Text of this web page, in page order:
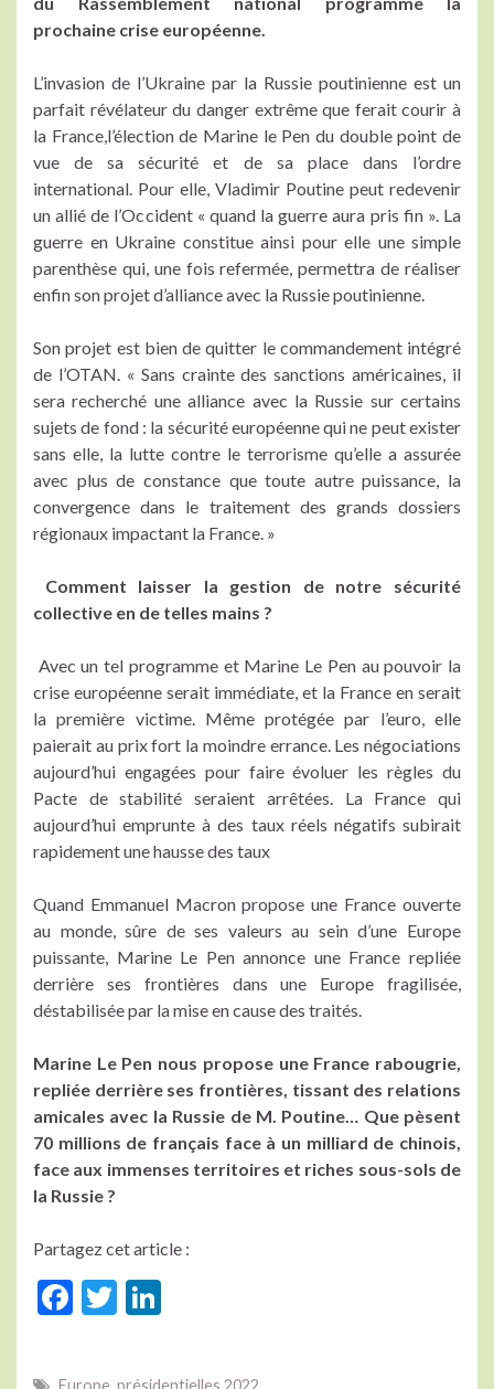
prochaine crise européenne.
L’invasion de l’Ukraine par la Russie poutinienne est un
parfait révélateur du danger extrême que ferait courir à
la France,l’élection de Marine le Pen du double point de
vue de sa sécurité et de sa place dans l’ordre
international. Pour elle, Vladimir Poutine peut redevenir
un allié de l’Occident « quand la guerre aura pris fin ». La
guerre en Ukraine constitue ainsi pour elle une simple
parenthèse qui, une fois refermée, permettra de réaliser
enfin son projet d’alliance avec la Russie poutinienne.
Son projet est bien de quitter le commandement intégré
de l’OTAN. « Sans crainte des sanctions américaines, il
sera recherché une alliance avec la Russie sur certains
sujets de fond : la sécurité européenne qui ne peut exister
sans elle, la lutte contre le terrorisme qu’elle a assurée
avec plus de constance que toute autre puissance, la
convergence dans le traitement des grands dossiers
régionaux impactant la France. »
Comment laisser la gestion de notre sécurité
collective en de telles mains ?
Avec un tel programme et Marine Le Pen au pouvoir la
crise européenne serait immédiate, et la France en serait
la première victime. Même protégée par l’euro, elle
paierait au prix fort la moindre errance. Les négociations
aujourd’hui engagées pour faire évoluer les règles du
Pacte de stabilité seraient arrêtées. La France qui
aujourd’hui emprunte à des taux réels négatifs subirait
rapidement une hausse des taux
Quand Emmanuel Macron propose une France ouverte
au monde, sûre de ses valeurs au sein d’une Europe
puissante, Marine Le Pen annonce une France repliée
derrière ses frontières dans une Europe fragilisée,
déstabilisée par la mise en cause des traités.
Marine Le Pen nous propose une France rabougrie,
repliée derrière ses frontières, tissant des relations
amicales avec la Russie de M. Poutine… Que pèsent
70 millions de français face à un milliard de chinois,
face aux immenses territoires et riches sous-sols de
la Russie ?
Partagez cet article :
F
T
itt
ke
Europe présidentielles 2022